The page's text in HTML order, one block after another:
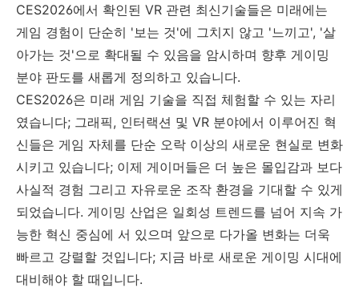
CES2026에서 확인된 VR 관련 최신기술들은 미래에는
게임 경험이 단순히 '보는 것'에 그치지 않고 '느끼고', '살
아가는 것'으로 확대될 수 있음을 암시하며 향후 게이밍
분야 판도를 새롭게 정의하고 있습니다.
CES2026은 미래 게임 기술을 직접 체험할 수 있는 자리
였습니다; 그래픽, 인터랙션 및 VR 분야에서 이루어진 혁
신들은 게임 자체를 단순 오락 이상의 새로운 현실로 변화
시키고 있습니다; 이제 게이머들은 더 높은 몰입감과 보다
사실적 경험 그리고 자유로운 조작 환경을 기대할 수 있게
되었습니다. 게이밍 산업은 일회성 트렌드를 넘어 지속 가
능한 혁신 중심에 서 있으며 앞으로 다가올 변화는 더욱
빠르고 강렬할 것입니다; 지금 바로 새로운 게이밍 시대에
대비해야 할 때입니다.